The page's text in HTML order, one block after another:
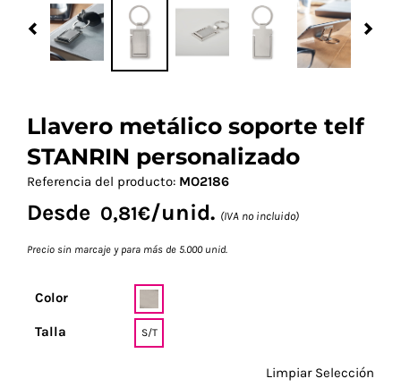
Previous
Llavero metálico soporte telf
STANRIN personalizado
Referencia del producto: MO2186
Desde 0,81€/unid. (IVA no incluido)
Precio sin marcaje y para más de 5.000 unid.
Color
Talla S/T
Limpiar Selección